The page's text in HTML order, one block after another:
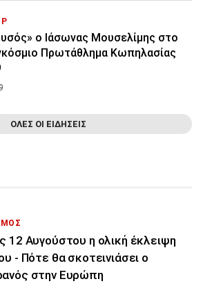
ο Ιάσωνας Μουσελίμης στο
Πρωτάθλημα Κωπηλασίας
ΟΛΕΣ ΟΙ ΕΙΔΗΣΕΙΣ
12 Αυγούστου η ολική έκλειψη
- Πότε θα σκοτεινιάσει ο
στην Ευρώπη